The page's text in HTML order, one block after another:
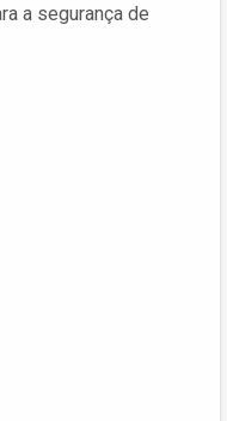
a segurança de